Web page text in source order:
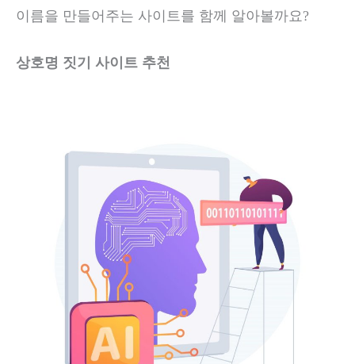
이름을 만들어주는 사이트를 함께 알아볼까요?
상호명 짓기 사이트 추천